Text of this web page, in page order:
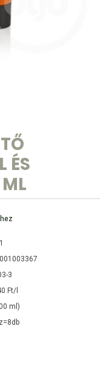
ÉS
3
Ft/l
ml)